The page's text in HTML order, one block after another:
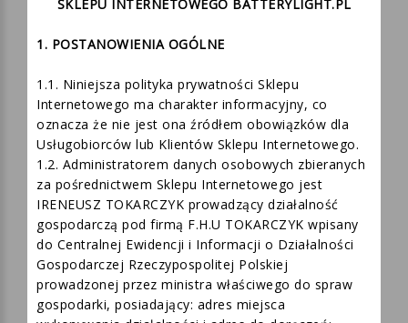
SKLEPU INTERNETOWEGO BATTERYLIGHT.PL
1. POSTANOWIENIA OGÓLNE
1.1. Niniejsza polityka prywatności Sklepu
Internetowego ma charakter informacyjny, co
oznacza że nie jest ona źródłem obowiązków dla
Usługobiorców lub Klientów Sklepu Internetowego.
1.2. Administratorem danych osobowych zbieranych
za pośrednictwem Sklepu Internetowego jest
IRENEUSZ TOKARCZYK prowadzący działalność
gospodarczą pod firmą F.H.U TOKARCZYK wpisany
do Centralnej Ewidencji i Informacji o Działalności
Gospodarczej Rzeczypospolitej Polskiej
prowadzonej przez ministra właściwego do spraw